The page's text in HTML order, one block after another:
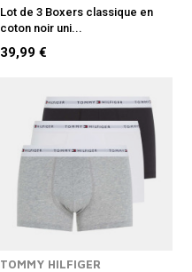
Lot de 3 Boxers classique en
coton noir uni...
39,99 €
TOMMY HILFIGER